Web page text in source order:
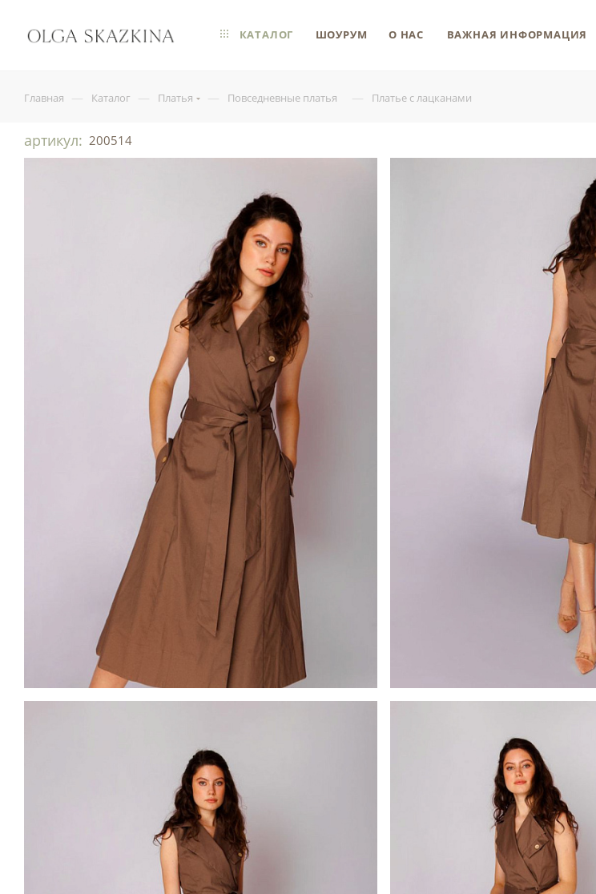
КАТАЛОГ ШОУРУМ О НАС ВАЖНАЯ ИНФОРМАЦИЯ
Главная — Каталог — Платья — Повседневные платья — Платье с лацканами
артикул: 200514